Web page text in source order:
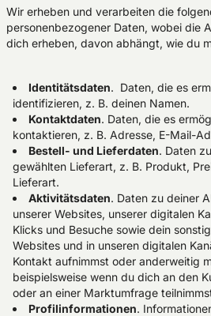
Wir erheben und verarbeiten die
personenbezogener Daten, wobei die
dich erheben, davon abhängt, wie du
Identitätsdaten. Daten, die es
identifizieren, z. B. deinen Namen.
Kontaktdaten. Daten, die es
kontaktieren, z. B. Adresse, E-Mail-
Bestell- und Lieferdaten. Daten
gewählten Lieferart, z. B. Produkt,
Lieferart.
Aktivitätsdaten. Daten zu deiner
unserer Websites, unserer digitalen
Klicks und Besuche sowie dein
Websites und in unseren digitalen
Kontakt aufnimmst oder anderweitig
beispielsweise wenn du dich an den
oder an einer Marktumfrage
Profilinformationen.